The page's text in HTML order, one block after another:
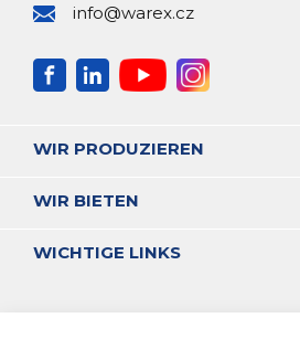
info@warex.cz
WIR PRODUZIEREN
WIR BIETEN
WICHTIGE LINKS